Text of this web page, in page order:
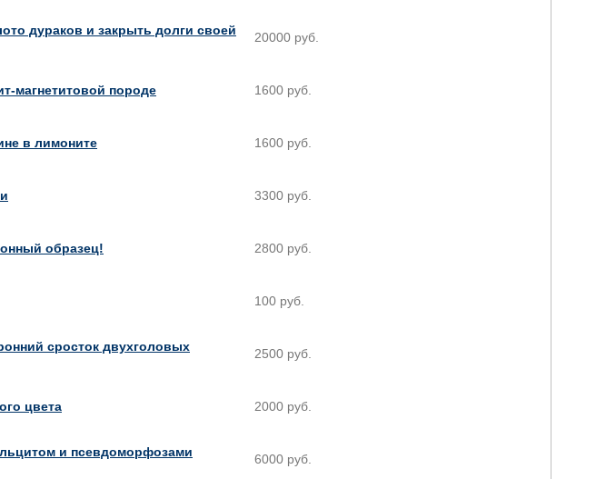
дураков и закрыть долги своей
20000 руб.
магнетитовой породе 1600 руб.
в лимоните 1600 руб.
3300 руб.
образец! 2800 руб.
100 руб.
сросток двухголовых
2500 руб.
цвета 2000 руб.
и псевдоморфозами
6000 руб.